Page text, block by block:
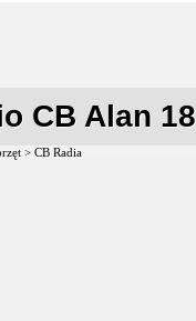
CB Alan 18
> CB Radia